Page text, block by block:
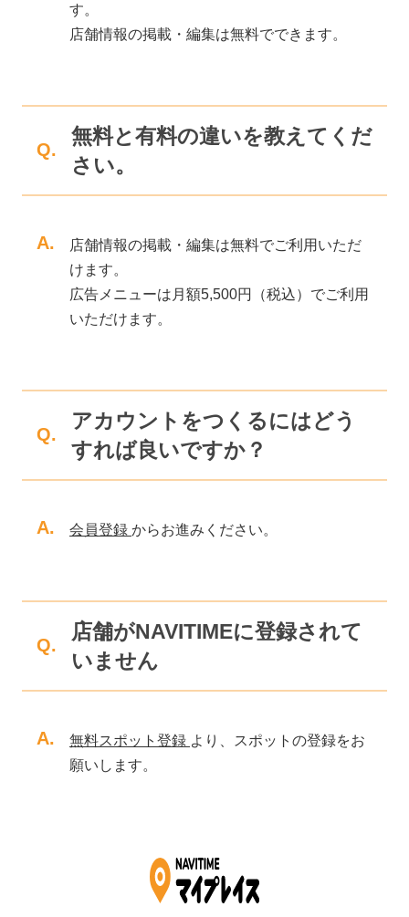
す。
店舗情報の掲載・編集は無料でできます。
Q.
無料と有料の違いを教えてくだ
さい。
A.
店舗情報の掲載・編集は無料でご利用いただ
けます。
広告メニューは月額5,500円（税込）でご利用
いただけます。
Q.
アカウントをつくるにはどう
すれば良いですか？
A. 会員登録 からお進みください。
Q.
店舗がNAVITIMEに登録されて
いません
A. 無料スポット登録 より、スポットの登録をお
願いします。